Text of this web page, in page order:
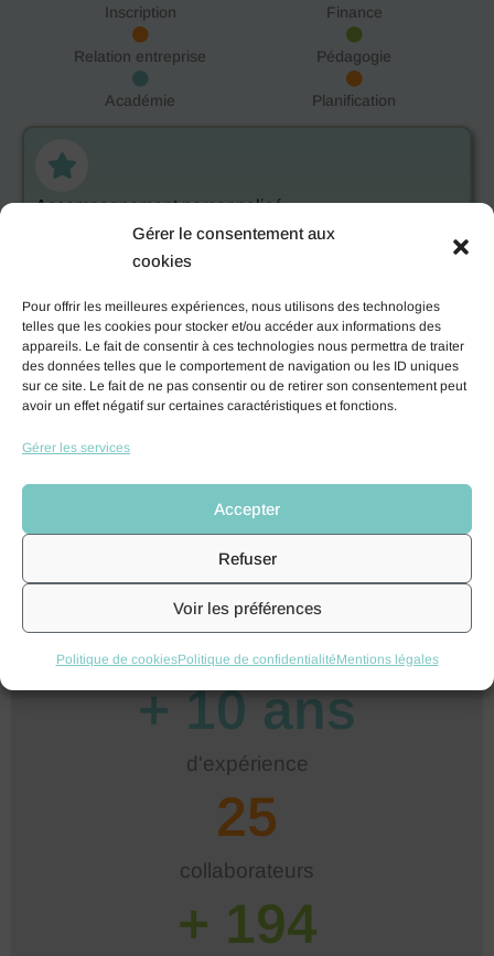
Gérer le consentement aux
cookies
Pour offrir les meilleures expériences, nous utilisons des technologies
telles que les cookies pour stocker et/ou accéder aux informations des
appareils. Le fait de consentir à ces technologies nous permettra de traiter
des données telles que le comportement de navigation ou les ID uniques
sur ce site. Le fait de ne pas consentir ou de retirer son consentement peut
avoir un effet négatif sur certaines caractéristiques et fonctions.
Gérer les services
Accepter
Refuser
Voir les préférences
Politique de cookiesPolitique de confidentialitéMentions légales
Inscription Finance
Relation entreprise Pédagogie
Académie Planification
Accompagnement personnalisé
Notre équipe vous accompagne dans la mise en place et
l'utilisation quotidienne de la solution, adaptée à vos besoins
Ils nous font confiance
Des établissements d’enseignements supérieur de toute la
France utilisent notre ERP au quotidien
d'expérience
+ 10 ans
collaborateurs
25
+ 199